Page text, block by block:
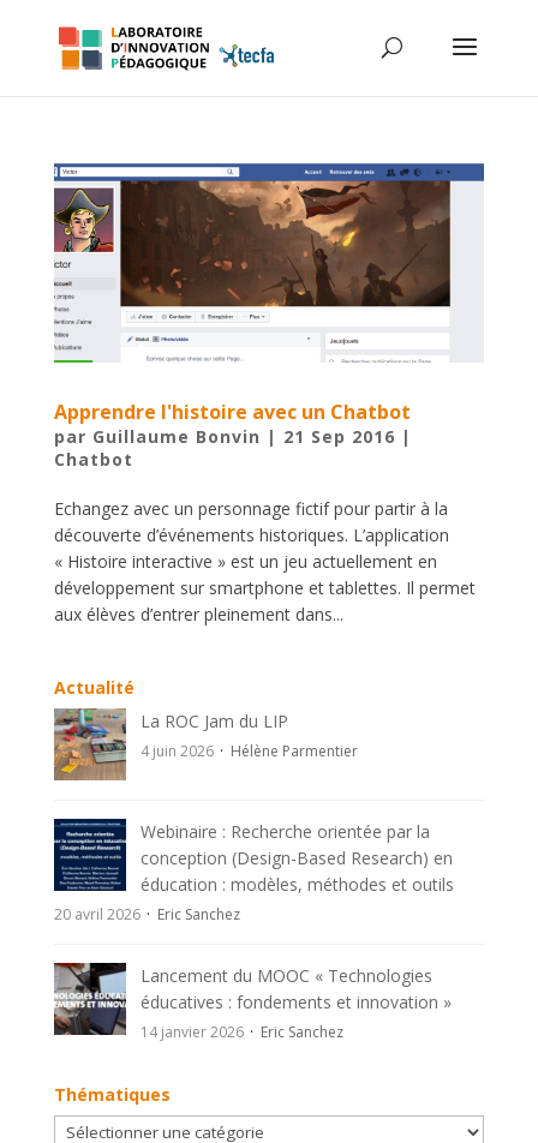
Apprendre l'histoire avec un Chatbot
par Guillaume Bonvin | 21 Sep 2016 |
Chatbot
Echangez avec un personnage fictif pour partir à la
découverte d’événements historiques. L’application
« Histoire interactive » est un jeu actuellement en
développement sur smartphone et tablettes. Il permet
aux élèves d’entrer pleinement dans...
Actualité
La ROC Jam du LIP
4 juin 2026 Hélène Parmentier
Webinaire : Recherche orientée par la
conception (Design-Based Research) en
éducation : modèles, méthodes et outils
20 avril 2026 Eric Sanchez
Lancement du MOOC « Technologies
éducatives : fondements et innovation »
14 janvier 2026 Eric Sanchez
Thématiques
Thématiques